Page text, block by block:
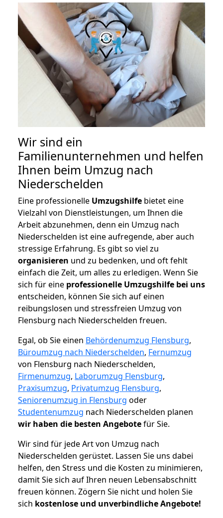
Wir sind ein
Familienunternehmen und helfen
Ihnen beim Umzug nach
Niederschelden
Eine professionelle Umzugshilfe bietet eine
Vielzahl von Dienstleistungen, um Ihnen die
Arbeit abzunehmen, denn ein Umzug nach
Niederschelden ist eine aufregende, aber auch
stressige Erfahrung. Es gibt so viel zu
organisieren und zu bedenken, und oft fehlt
einfach die Zeit, um alles zu erledigen. Wenn Sie
sich für eine professionelle Umzugshilfe bei uns
entscheiden, können Sie sich auf einen
reibungslosen und stressfreien Umzug von
Flensburg nach Niederschelden freuen.
Egal, ob Sie einen Behördenumzug Flensburg,
Büroumzug nach Niederschelden, Fernumzug
von Flensburg nach Niederschelden,
Firmenumzug, Laborumzug Flensburg,
Praxisumzug, Privatumzug Flensburg,
Seniorenumzug in Flensburg oder
Studentenumzug nach Niederschelden planen
wir haben die besten Angebotefür Sie.
Wir sind für jede Art von Umzug nach
Niederschelden gerüstet. Lassen Sie uns dabei
helfen, den Stress und die Kosten zu minimieren,
damit Sie sich auf Ihren neuen Lebensabschnitt
freuen können. Zögern Sie nicht und holen Sie
sich kostenlose und unverbindliche Angebote!